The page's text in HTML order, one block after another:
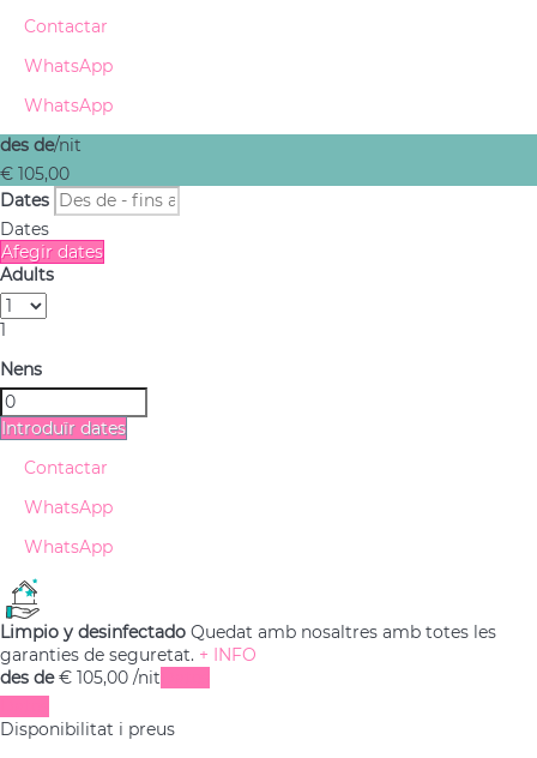
Contactar
WhatsApp
WhatsApp
des de/nit
€ 105,00
Dates
Dates
Afegir dates
Adults
1
Nens
Introduïr dates
Contactar
WhatsApp
WhatsApp
Limpio y desinfectado Quedat amb nosaltres amb totes les
garanties de seguretat. + INFO
des de€ 105,00 /nit
Disponibilitat i preus